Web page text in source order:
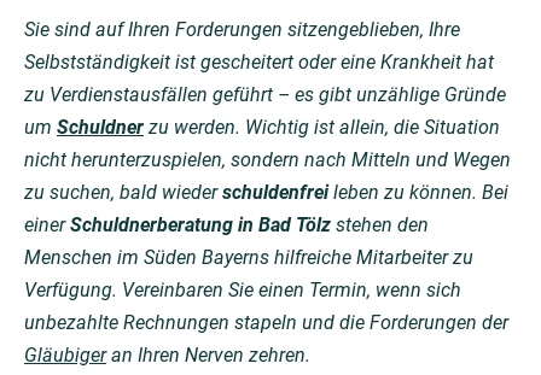
Sie sind auf Ihren Forderungen sitzengeblieben, Ihre
Selbstständigkeit ist gescheitert oder eine Krankheit hat
zu Verdienstausfällen geführt – es gibt unzählige Gründe
um Schuldner zu werden. Wichtig ist allein, die Situation
nicht herunterzuspielen, sondern nach Mitteln und Wegen
zu suchen, bald wiederschuldenfreileben zu können. Bei
einerSchuldnerberatung in Bad Tölz stehen den
Menschen im Süden Bayerns hilfreiche Mitarbeiter zu
Verfügung. Vereinbaren Sie einen Termin, wenn sich
unbezahlte Rechnungen stapeln und die Forderungen der
Gläubigeran Ihren Nerven zehren.